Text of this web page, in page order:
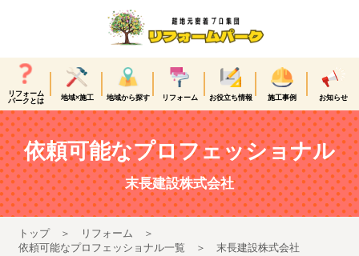
リフォーム
パークとは
地域×施工 地域から探す リフォーム お役立ち情報 施工事例 お知らせ
依頼可能なプロフェッショナル
末長建設株式会社
トップ
リフォーム
依頼可能なプロフェッショナル一覧
末長建設株式会社